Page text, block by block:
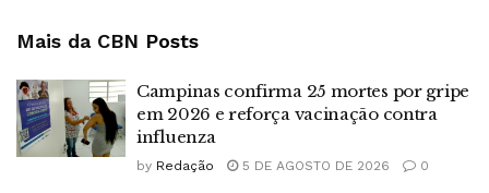
Mais da CBN Posts
Campinas confirma 25 mortes por gripe
em 2026 e reforça vacinação contra
influenza
by Redação 5 DE AGOSTO DE 2026 0